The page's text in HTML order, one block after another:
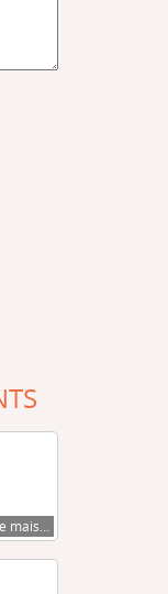
mais…